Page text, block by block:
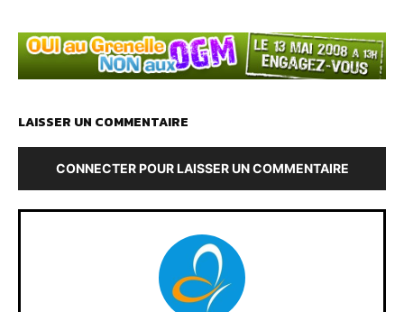
LAISSER UN COMMENTAIRE
CONNECTER POUR LAISSER UN COMMENTAIRE